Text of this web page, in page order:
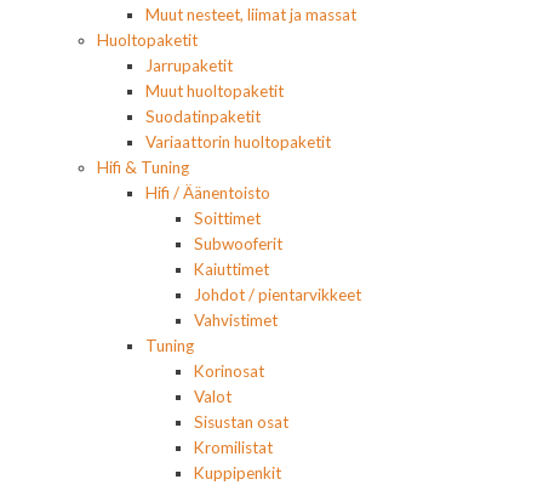
Muut nesteet, liimat ja massat
Huoltopaketit
Jarrupaketit
Muut huoltopaketit
Suodatinpaketit
Variaattorin huoltopaketit
Hifi & Tuning
Hifi / Äänentoisto
Soittimet
Subwooferit
Kaiuttimet
Johdot / pientarvikkeet
Vahvistimet
Tuning
Korinosat
Valot
Sisustan osat
Kromilistat
Kuppipenkit